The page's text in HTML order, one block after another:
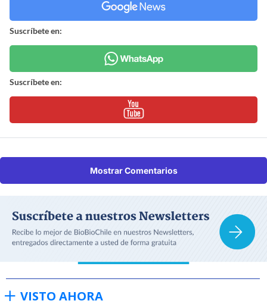
Suscríbete en:
Suscríbete en:
Mostrar Comentarios
VISTO AHORA